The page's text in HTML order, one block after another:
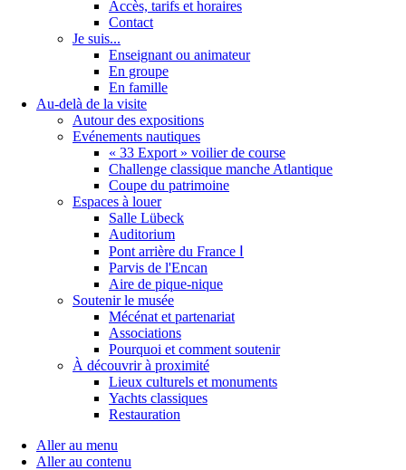
Accès, tarifs et horaires
Contact
Je suis...
Enseignant ou animateur
En groupe
En famille
Au-delà de la visite
Autour des expositions
Evénements nautiques
« 33 Export » voilier de course
Challenge classique manche Atlantique
Coupe du patrimoine
Espaces à louer
Salle Lübeck
Auditorium
Pont arrière du France Ⅰ
Parvis de l'Encan
Aire de pique-nique
Soutenir le musée
Mécénat et partenariat
Associations
Pourquoi et comment soutenir
À découvrir à proximité
Lieux culturels et monuments
Yachts classiques
Restauration
Aller au menu
Aller au contenu